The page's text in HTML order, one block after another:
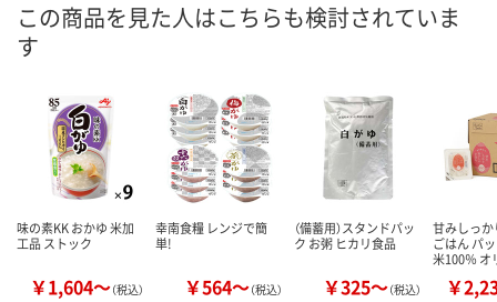
この商品を見た人はこちらも検討されていま
す
味の素KK おかゆ 米加
工品 ストック
￥1,604～（税込）
幸南食糧 レンジで簡
単!
￥564～（税込）
（備蓄用）スタンドパッ
ク お粥 ヒカリ食品
￥325～（税込）
甘みしっ
ごはん パ
米100％
￥